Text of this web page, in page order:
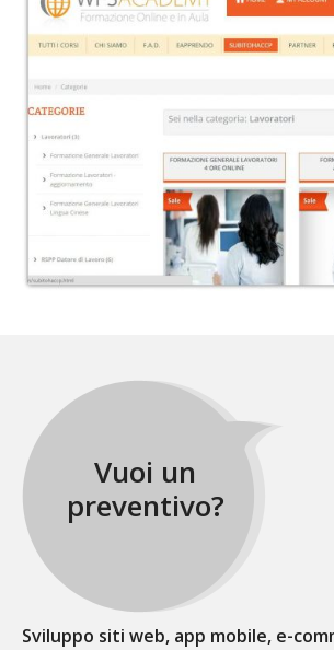
Vuoi un
preventivo?
Sviluppo siti web, app mobile, e-